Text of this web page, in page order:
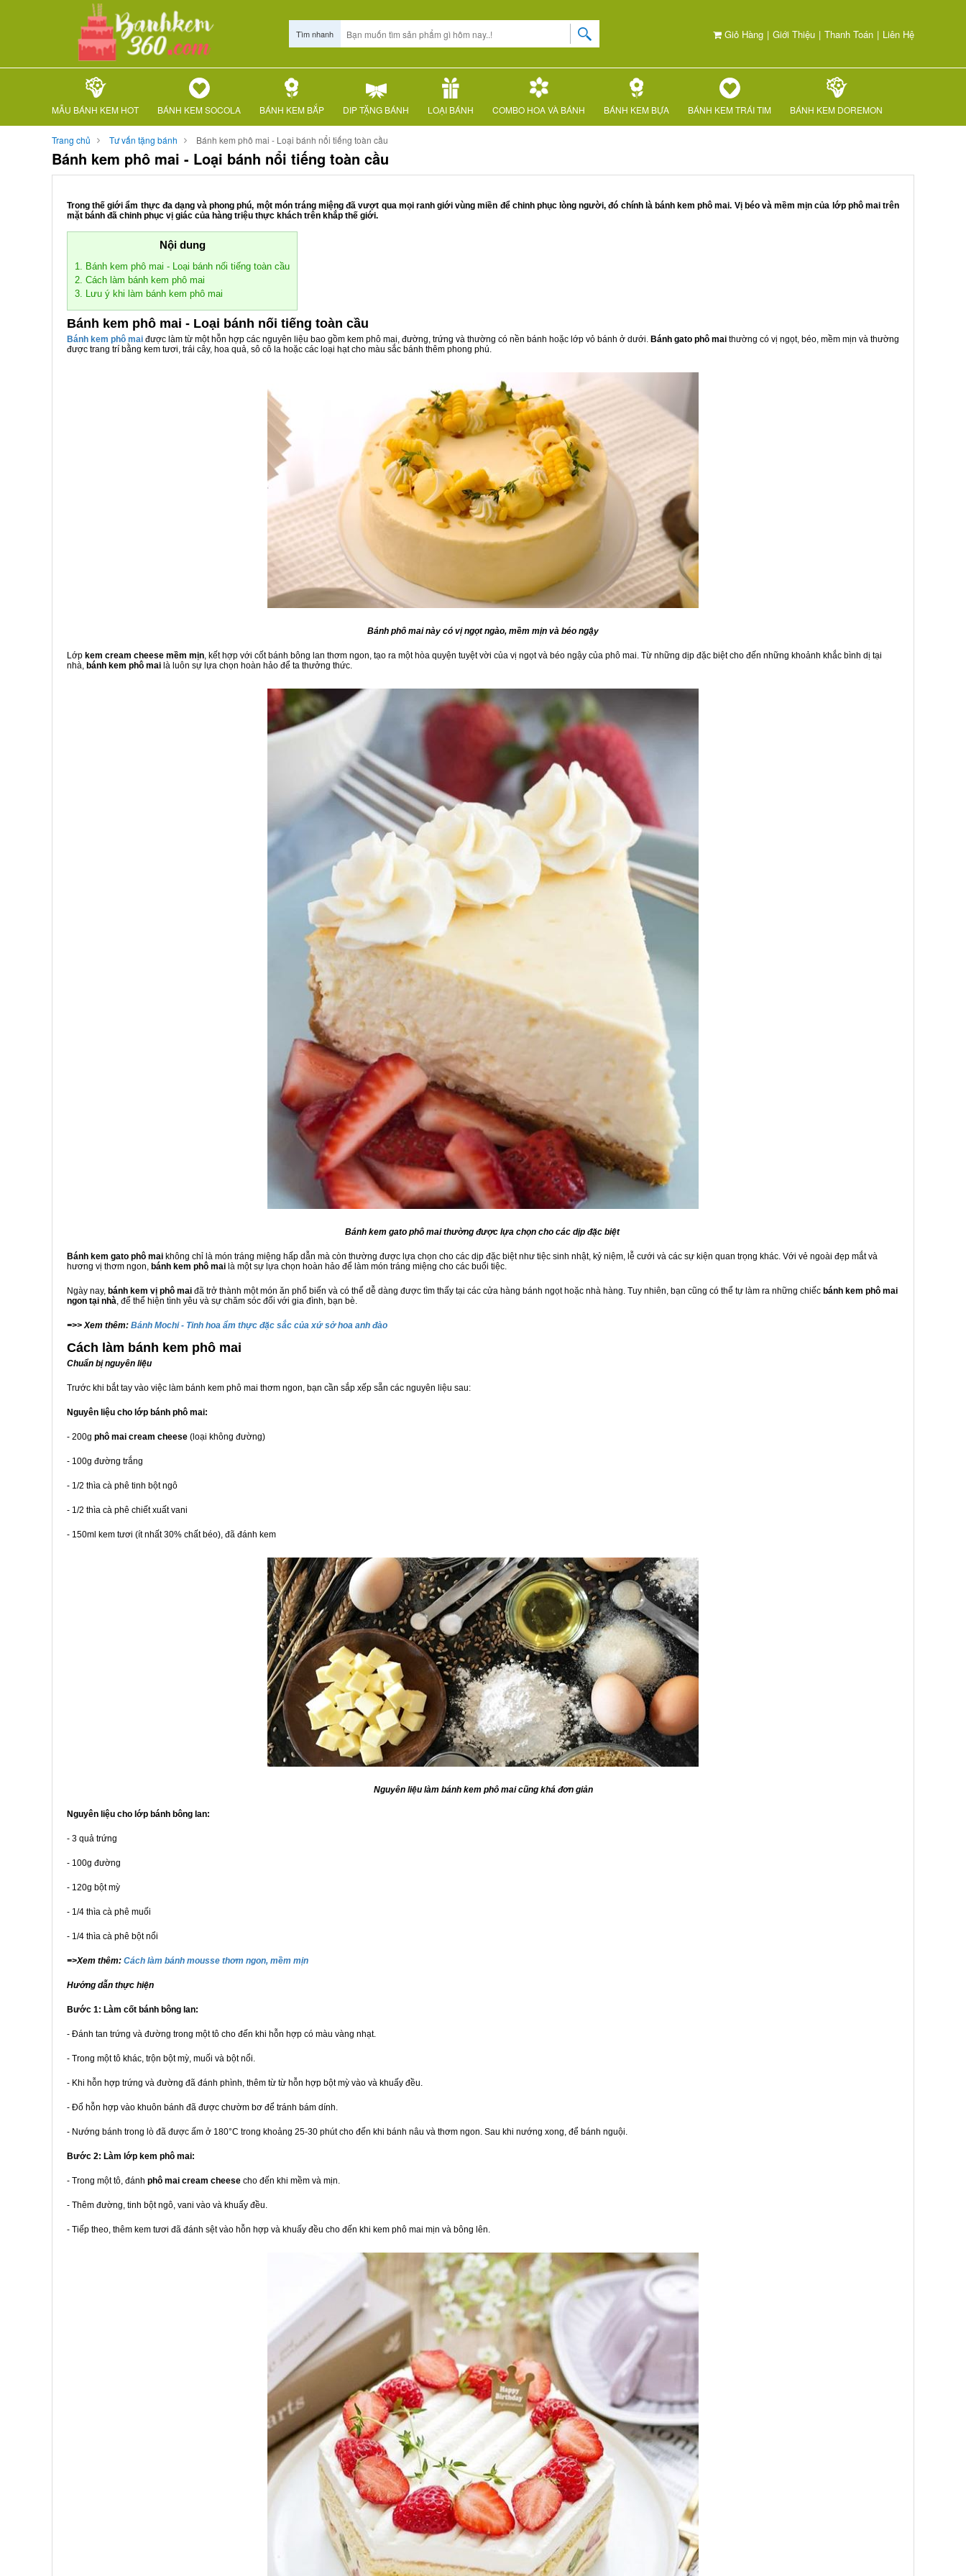
Giỏ Hàng | Giới Thiệu | Thanh Toán | Liên Hệ
Tìm nhanh
MẪU BÁNH KEM HOT BÁNH KEM SOCOLA BÁNH KEM BẮP DIP TẶNG BÁNH LOẠI BÁNH COMBO HOA VÀ BÁNH BÁNH KEM BỰA BÁNH KEM TRÁI TIM BÁNH KEM DOREMON
Trang chủ Tư vấn tặng bánh Bánh kem phô mai - Loại bánh nổi tiếng toàn cầu
Bánh kem phô mai - Loại bánh nổi tiếng toàn cầu
Trong thế giới ẩm thực đa dạng và phong phú, một món tráng miệng đã vượt qua mọi ranh giới vùng miền để chinh phục lòng người, đó chính là bánh kem phô mai. Vị béo và mềm mịn của lớp phô mai trên
mặt bánh đã chinh phục vị giác của hàng triệu thực khách trên khắp thế giới.
Nội dung
1. Bánh kem phô mai - Loại bánh nối tiếng toàn cầu
2. Cách làm bánh kem phô mai
3. Lưu ý khi làm bánh kem phô mai
Bánh kem phô mai - Loại bánh nối tiếng toàn cầu
Bánh kem phô mai được làm từ một hỗn hợp các nguyên liệu bao gồm kem phô mai, đường, trứng và thường có nền bánh hoặc lớp vỏ bánh ở dưới. Bánh gato phô mai thường có vị ngọt, béo, mềm mịn và thường
được trang trí bằng kem tươi, trái cây, hoa quả, sô cô la hoặc các loại hạt cho màu sắc bánh thêm phong phú.
Bánh phô mai này có vị ngọt ngào, mềm mịn và béo ngậy
Lớp kem cream cheese mềm mịn, kết hợp với cốt bánh bông lan thơm ngon, tạo ra một hòa quyện tuyệt vời của vị ngọt và béo ngậy của phô mai. Từ những dịp đặc biệt cho đến những khoảnh khắc bình dị tại
nhà, bánh kem phô mai là luôn sự lựa chọn hoàn hảo để ta thưởng thức.
Bánh kem gato phô mai thường được lựa chọn cho các dịp đặc biệt
Bánh kem gato phô mai không chỉ là món tráng miệng hấp dẫn mà còn thường được lựa chọn cho các dịp đặc biệt như tiệc sinh nhật, kỷ niệm, lễ cưới và các sự kiện quan trọng khác. Với vẻ ngoài đẹp mắt và
hương vị thơm ngon, bánh kem phô mai là một sự lựa chọn hoàn hảo để làm món tráng miệng cho các buổi tiệc.
Ngày nay, bánh kem vị phô mai đã trở thành một món ăn phổ biến và có thể dễ dàng được tìm thấy tại các cửa hàng bánh ngọt hoặc nhà hàng. Tuy nhiên, bạn cũng có thể tự làm ra những chiếc bánh kem phô mai
ngon tại nhà, để thể hiện tình yêu và sự chăm sóc đối với gia đình, bạn bè.
=>> Xem thêm: Bánh Mochi - Tinh hoa ẩm thực đặc sắc của xứ sở hoa anh đào
Cách làm bánh kem phô mai
Chuẩn bị nguyên liệu
Trước khi bắt tay vào việc làm bánh kem phô mai thơm ngon, bạn cần sắp xếp sẵn các nguyên liệu sau:
Nguyên liệu cho lớp bánh phô mai:
- 200g phô mai cream cheese (loại không đường)
- 100g đường trắng
- 1/2 thìa cà phê tinh bột ngô
- 1/2 thìa cà phê chiết xuất vani
- 150ml kem tươi (ít nhất 30% chất béo), đã đánh kem
Nguyên liệu làm bánh kem phô mai cũng khá đơn giản
Nguyên liệu cho lớp bánh bông lan:
- 3 quả trứng
- 100g đường
- 120g bột mỳ
- 1/4 thìa cà phê muối
- 1/4 thìa cà phê bột nổi
=>Xem thêm: Cách làm bánh mousse thơm ngon, mềm mịn
Hướng dẫn thực hiện
Bước 1: Làm cốt bánh bông lan:
- Đánh tan trứng và đường trong một tô cho đến khi hỗn hợp có màu vàng nhạt.
- Trong một tô khác, trộn bột mỳ, muối và bột nổi.
- Khi hỗn hợp trứng và đường đã đánh phình, thêm từ từ hỗn hợp bột mỳ vào và khuấy đều.
- Đổ hỗn hợp vào khuôn bánh đã được chườm bơ để tránh bám dính.
- Nướng bánh trong lò đã được ấm ở 180°C trong khoảng 25-30 phút cho đến khi bánh nâu và thơm ngon. Sau khi nướng xong, để bánh nguội.
Bước 2: Làm lớp kem phô mai:
- Trong một tô, đánh phô mai cream cheese cho đến khi mềm và mịn.
- Thêm đường, tinh bột ngô, vani vào và khuấy đều.
- Tiếp theo, thêm kem tươi đã đánh sệt vào hỗn hợp và khuấy đều cho đến khi kem phô mai mịn và bông lên.